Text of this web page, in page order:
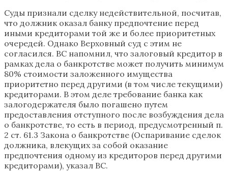
Суды признали сделку недействительной, посчитав,
что должник оказал банку предпочтение перед
иными кредиторами той же и более приоритетных
очередей. Однако Верховный суд с этим не
согласился. ВС напомнил, что залоговый кредитор в
рамках дела о банкротстве может получить минимум
80% стоимости заложенного имущества
приоритетно перед другими (в том числе текущими)
кредиторами. В этом деле требование банка как
залогодержателя было погашено путем
предоставления отступного после возбуждения дела
о банкротстве, то есть в период, предусмотренный п.
2 ст. 61.3 Закона о банкротстве (Оспаривание сделок
должника, влекущих за собой оказание
предпочтения одному из кредиторов перед другими
кредиторами), указал ВС.